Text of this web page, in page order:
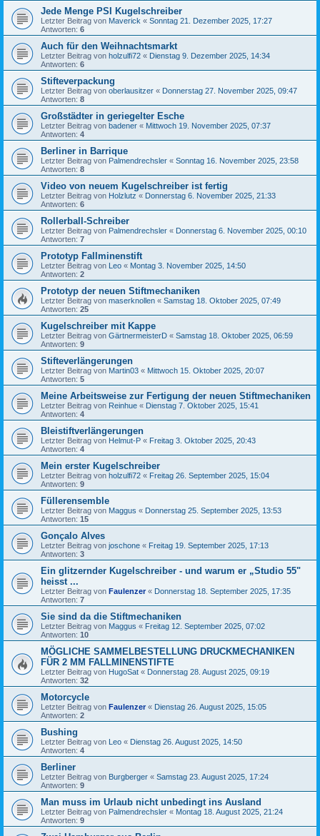
Jede Menge PSI Kugelschreiber
Letzter Beitrag von Maverick « Sonntag 21. Dezember 2025, 17:27
Antworten: 6
Auch für den Weihnachtsmarkt
Letzter Beitrag von holzulfi72 « Dienstag 9. Dezember 2025, 14:34
Antworten: 6
Stifteverpackung
Letzter Beitrag von oberlausitzer « Donnerstag 27. November 2025, 09:47
Antworten: 8
Großstädter in geriegelter Esche
Letzter Beitrag von badener « Mittwoch 19. November 2025, 07:37
Antworten: 4
Berliner in Barrique
Letzter Beitrag von Palmendrechsler « Sonntag 16. November 2025, 23:58
Antworten: 8
Video von neuem Kugelschreiber ist fertig
Letzter Beitrag von Holzlutz « Donnerstag 6. November 2025, 21:33
Antworten: 6
Rollerball-Schreiber
Letzter Beitrag von Palmendrechsler « Donnerstag 6. November 2025, 00:10
Antworten: 7
Prototyp Fallminenstift
Letzter Beitrag von Leo « Montag 3. November 2025, 14:50
Antworten: 2
Prototyp der neuen Stiftmechaniken
Letzter Beitrag von maserknollen « Samstag 18. Oktober 2025, 07:49
Antworten: 25
Kugelschreiber mit Kappe
Letzter Beitrag von GärtnermeisterD « Samstag 18. Oktober 2025, 06:59
Antworten: 9
Stifteverlängerungen
Letzter Beitrag von Martin03 « Mittwoch 15. Oktober 2025, 20:07
Antworten: 5
Meine Arbeitsweise zur Fertigung der neuen Stiftmechaniken
Letzter Beitrag von Reinhue « Dienstag 7. Oktober 2025, 15:41
Antworten: 4
Bleistiftverlängerungen
Letzter Beitrag von Helmut-P « Freitag 3. Oktober 2025, 20:43
Antworten: 4
Mein erster Kugelschreiber
Letzter Beitrag von holzulfi72 « Freitag 26. September 2025, 15:04
Antworten: 9
Füllerensemble
Letzter Beitrag von Maggus « Donnerstag 25. September 2025, 13:53
Antworten: 15
Gonçalo Alves
Letzter Beitrag von joschone « Freitag 19. September 2025, 17:13
Antworten: 3
Ein glitzernder Kugelschreiber - und warum er „Studio 55"
heisst ...
Letzter Beitrag von Faulenzer« Donnerstag 18. September 2025, 17:35
Antworten: 7
Sie sind da die Stiftmechaniken
Letzter Beitrag von Maggus « Freitag 12. September 2025, 07:02
Antworten: 10
MÖGLICHE SAMMELBESTELLUNG DRUCKMECHANIKEN
FÜR 2 MM FALLMINENSTIFTE
Letzter Beitrag von HugoSat « Donnerstag 28. August 2025, 09:19
Antworten: 32
Motorcycle
Letzter Beitrag von Faulenzer « Dienstag 26. August 2025, 15:05
Antworten: 2
Bushing
Letzter Beitrag von Leo « Dienstag 26. August 2025, 14:50
Antworten: 4
Berliner
Letzter Beitrag von Burgberger « Samstag 23. August 2025, 17:24
Antworten: 9
Man muss im Urlaub nicht unbedingt ins Ausland
Letzter Beitrag von Palmendrechsler « Montag 18. August 2025, 21:24
Antworten: 9